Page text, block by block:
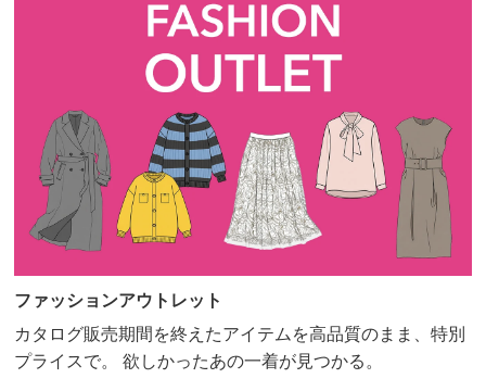
購入したサイズで「ちょうどよかった」
まだ季節ではないので試着だけですが、丁度良かったで
す。生地は薄く風通しも良さそうですが、透けてしまう
ほどではない印象。
普段はMかLサイズなのですが、サイトで身長や体重な
とを入力してサイズ提案をもらったらSサイズを提案さ
れたので、思い切ってSサイズにしてみました。ノース
リーブなので肩幅が広い私でも大丈夫でした。むしろい
つも肩幅のせいでオーバーサイズだったのだと理解しま
が、袖ぐりがぎりぎりでした。
2025/04/09
ファッションアウトレット
カタログ販売期間を終えたアイテムを高品質のまま、特別
プライスで。 欲しかったあの一着が見つかる。